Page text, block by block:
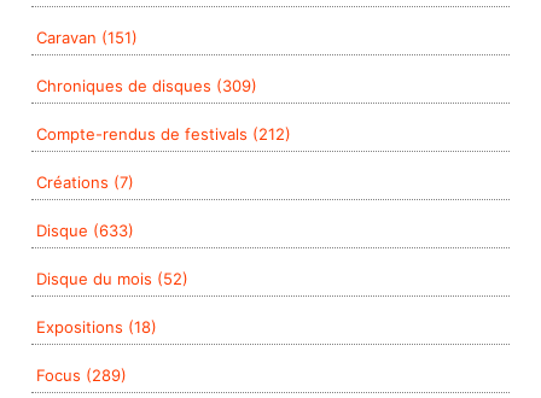
Caravan (151)
Chroniques de disques (309)
Compte-rendus de festivals (212)
Créations (7)
Disque (633)
Disque du mois (52)
Expositions (18)
Focus (289)